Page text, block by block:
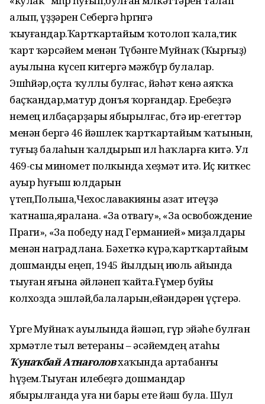
алып, үҙҙәрен Себергә һөргөнгә
ҡыуғандар.Ҡартҡартайым ҡотолоп ҡала,тик
ҡарт ҡәрсәйем менән Түбәнге Муйнаҡ (Ҡырғыҙ)
ауылына күсеп китергә мәжбүр булалар.
Эшһөйәр,оҫта ҡуллы булғас, йәһәт кенә аяҡҡа
баҫҡандар,матур донъя ҡорғандар. Еребеҙгә
немец илбаҫарҙары ябырылғас, бөтә ир-егеттәр
менән бергә 46 йәшлек ҡартҡартайым ҡатынын,
туғыҙ балаһын ҡалдырып ил һаҡларға китә. Ул
469-сы миномет полкында хеҙмәт итә. Иҫ киткес
ауыр һуғыш юлдарын
үтеп,Польша,Чехославакияны азат итеүҙә
ҡатнаша,яралана. «За отвагу», «За освобождение
Праги», «За победу над Германией» миҙалдары
менән наградлана. Бәхеткә күрә,ҡартҡартайым
дошманды еңеп, 1945 йылдың июль айында
тыуған яғына әйләнеп ҡайта.Ғүмер буйы
колхозда эшләй,балаларын,ейәндәрен үҫтерә.
Үрге Муйнаҡ ауылында йәшәп, гүр эйәһе булған
хөрмәтле тыл ветераны – әсәйемдең атаһы
Ҡунаҡбай Атнағоловхаҡында артабанғы
һүҙем.Тыуған илебеҙгә дошмандар
ябырылғанда уға ни бары ете йәш була. Шул